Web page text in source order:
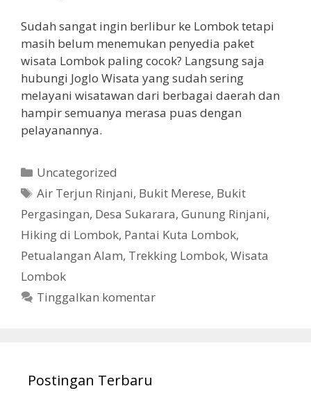
Sudah sangat ingin berlibur ke Lombok tetapi
masih belum menemukan penyedia paket
wisata Lombok paling cocok? Langsung saja
hubungi Joglo Wisata yang sudah sering
melayani wisatawan dari berbagai daerah dan
hampir semuanya merasa puas dengan
pelayanannya.
Kategori
Uncategorized
Tag
Air Terjun Rinjani, Bukit Merese, Bukit
Pergasingan, Desa Sukarara, Gunung Rinjani,
Hiking di Lombok, Pantai Kuta Lombok,
Petualangan Alam, Trekking Lombok, Wisata
Lombok
Tinggalkan komentar
Postingan Terbaru